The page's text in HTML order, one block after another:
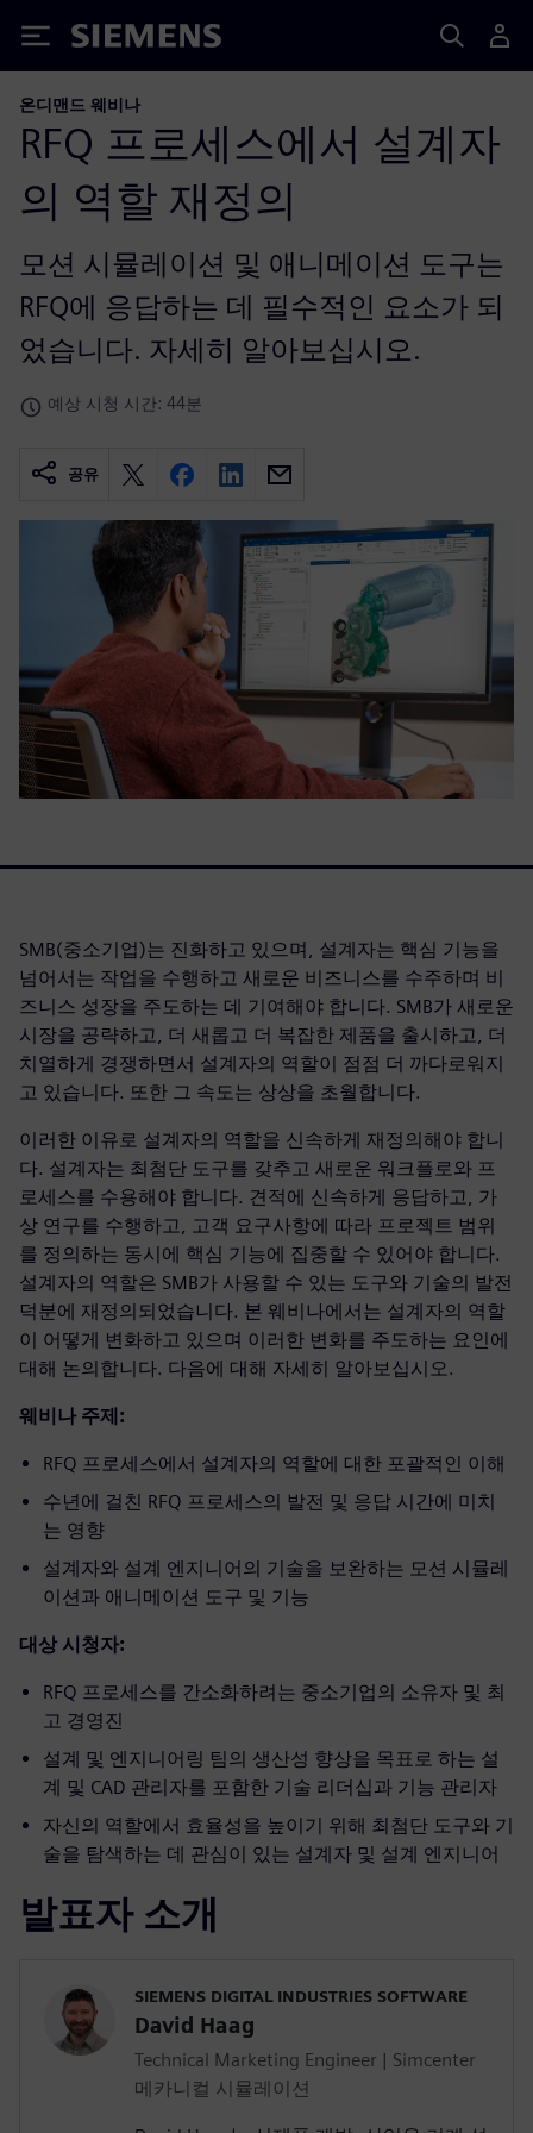
Siemens
온디맨드 웨비나
RFQ 프로세스에서 설계자
의 역할 재정의
모션 시뮬레이션 및 애니메이션 도구는
RFQ에 응답하는 데 필수적인 요소가 되
었습니다. 자세히 알아보십시오.
예상 시청 시간: 44분
공유
SMB(중소기업)는 진화하고 있으며, 설계자는 핵심 기능을
넘어서는 작업을 수행하고 새로운 비즈니스를 수주하며 비
즈니스 성장을 주도하는 데 기여해야 합니다. SMB가 새로운
시장을 공략하고, 더 새롭고 더 복잡한 제품을 출시하고, 더
치열하게 경쟁하면서 설계자의 역할이 점점 더 까다로워지
고 있습니다. 또한 그 속도는 상상을 초월합니다.
이러한 이유로 설계자의 역할을 신속하게 재정의해야 합니
다. 설계자는 최첨단 도구를 갖추고 새로운 워크플로와 프
로세스를 수용해야 합니다. 견적에 신속하게 응답하고, 가
상 연구를 수행하고, 고객 요구사항에 따라 프로젝트 범위
를 정의하는 동시에 핵심 기능에 집중할 수 있어야 합니다.
설계자의 역할은 SMB가 사용할 수 있는 도구와 기술의 발전
덕분에 재정의되었습니다. 본 웨비나에서는 설계자의 역할
이 어떻게 변화하고 있으며 이러한 변화를 주도하는 요인에
대해 논의합니다. 다음에 대해 자세히 알아보십시오.
웨비나 주제:
RFQ 프로세스에서 설계자의 역할에 대한 포괄적인 이해
수년에 걸친 RFQ 프로세스의 발전 및 응답 시간에 미치
는 영향
설계자와 설계 엔지니어의 기술을 보완하는 모션 시뮬레
이션과 애니메이션 도구 및 기능
대상 시청자:
RFQ 프로세스를 간소화하려는 중소기업의 소유자 및 최
고 경영진
설계 및 엔지니어링 팀의 생산성 향상을 목표로 하는 설
계 및 CAD 관리자를 포함한 기술 리더십과 기능 관리자
자신의 역할에서 효율성을 높이기 위해 최첨단 도구와 기
술을 탐색하는 데 관심이 있는 설계자 및 설계 엔지니어
발표자 소개
SIEMENS DIGITAL INDUSTRIES SOFTWARE
David Haag
Technical Marketing Engineer | Simcenter
메카니컬 시뮬레이션